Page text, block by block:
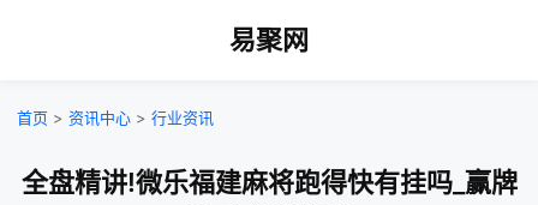
易聚网
首页 > 资讯中心 > 行业资讯
全盘精讲!微乐福建麻将跑得快有挂吗_赢牌